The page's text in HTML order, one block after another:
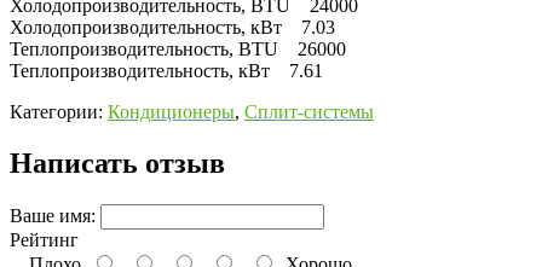
Холодопроизводительность, BTU 24000
Холодопроизводительность, кВт 7.03
Теплопроизводительность, BTU 26000
Теплопроизводительность, кВт 7.61
Категории: Кондиционеры, Сплит-системы
Написать отзыв
Ваше имя:
Рейтинг